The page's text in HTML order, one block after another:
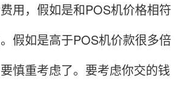
用，假如是和POS机价格相符
假如是高于POS机价款很多倍
慎重考虑了。要考虑你交的钱